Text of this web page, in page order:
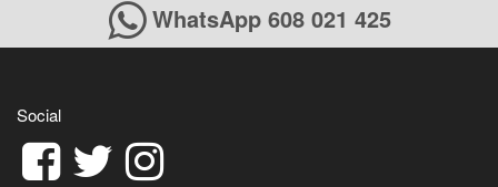
WhatsApp 608 021 425
Social